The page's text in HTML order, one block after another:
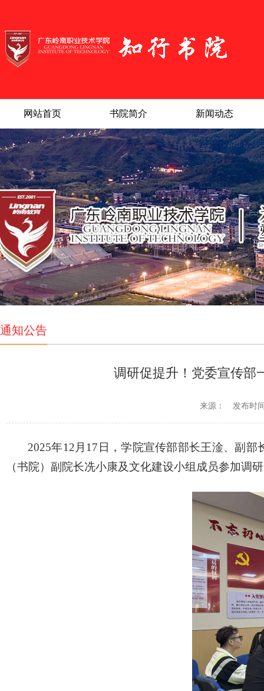
网站首页
书院简介
新闻动态
通知公告
调研促提升！党委宣传部
来源： 发布时
2025年12月17日，学院宣传部部长王淦、副
（书院）副院长冼小康及文化建设小组成员参加调